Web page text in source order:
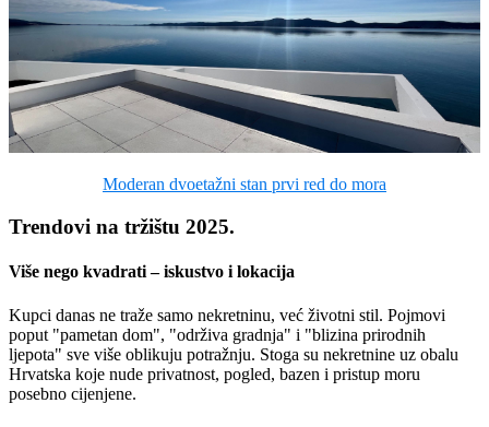
Moderan dvoetažni stan prvi red do mora
Trendovi na tržištu 2025.
Više nego kvadrati – iskustvo i lokacija
Kupci danas ne traže samo nekretninu, već životni stil. Pojmovi
poput "pametan dom", "održiva gradnja" i "blizina prirodnih
ljepota" sve više oblikuju potražnju. Stoga su nekretnine uz obalu
Hrvatska koje nude privatnost, pogled, bazen i pristup moru
posebno cijenjene.